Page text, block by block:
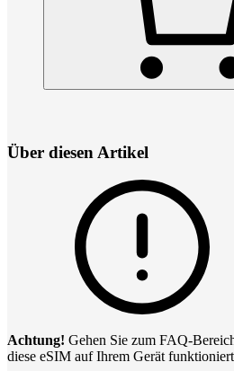
Über diesen Artikel
Achtung! Gehen Sie zum
diese eSIM auf Ihrem Gerät